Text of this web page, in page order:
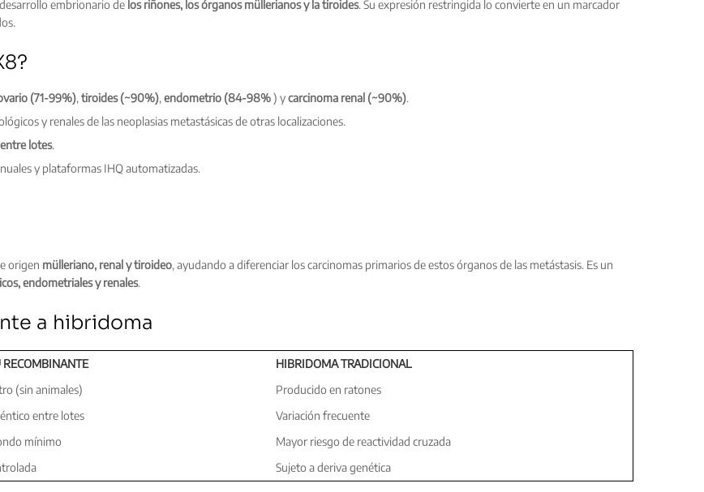
embrionario de los riñones, los órganos müllerianos y la tiroides. Su expresión restringida lo convierte en un marcador
(71-99%),tiroides (~90%),endometrio (84-98%) ycarcinoma renal (~90%).
y renales de las neoplasias metastásicas de otras localizaciones.
lotes.
y plataformas IHQ automatizadas.
origen mülleriano, renal y tiroideo, ayudando a diferenciar los carcinomas primarios de estos órganos de las metástasis. Es un
endometriales y renales.
a hibridoma
HIBRIDOMA TRADICIONAL
(sin animales)
Producido en ratones
entre lotes
Variación frecuente
mínimo
Mayor riesgo de reactividad cruzada
Sujeto a deriva genética